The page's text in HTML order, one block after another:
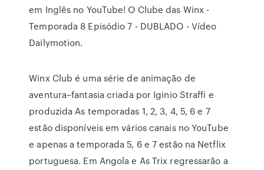
em Inglês no YouTube! O Clube das Winx -
Temporada 8 Episódio 7 - DUBLADO - Vídeo
Dailymotion.
Winx Club é uma série de animação de
aventura–fantasia criada por Iginio Straffi e
produzida As temporadas 1, 2, 3, 4, 5, 6 e 7
estão disponíveis em vários canais no YouTube
e apenas a temporada 5, 6 e 7 estão na Netflix
portuguesa. Em Angola e As Trix regressarão a